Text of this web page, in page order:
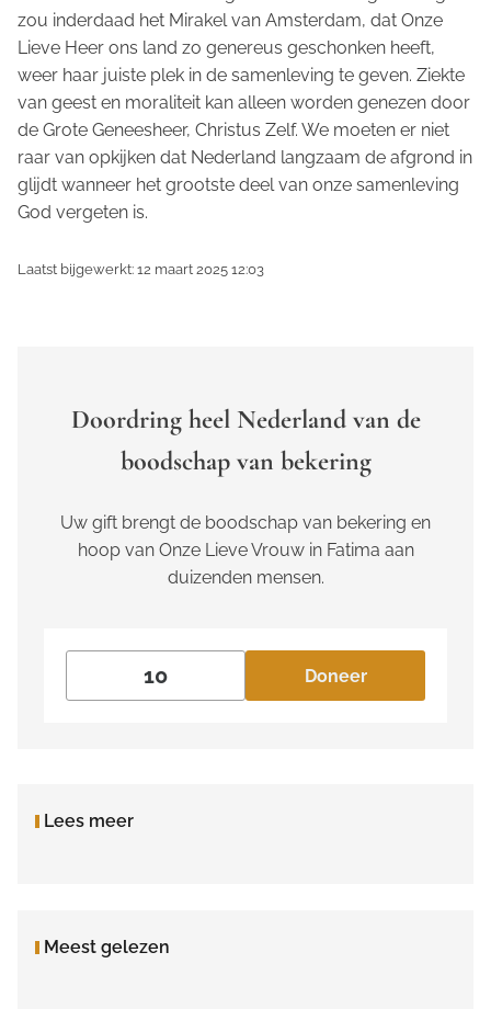
zou inderdaad het Mirakel van Amsterdam, dat Onze
Lieve Heer ons land zo genereus geschonken heeft,
weer haar juiste plek in de samenleving te geven. Ziekte
van geest en moraliteit kan alleen worden genezen door
de Grote Geneesheer, Christus Zelf. We moeten er niet
raar van opkijken dat Nederland langzaam de afgrond in
glijdt wanneer het grootste deel van onze samenleving
God vergeten is.
Laatst bijgewerkt: 12 maart 2025 12:03
Doordring heel Nederland van de
boodschap van bekering
Uw gift brengt de boodschap van bekering en
hoop van Onze Lieve Vrouw in Fatima aan
duizenden mensen.
Doneer
Lees meer
Meest gelezen